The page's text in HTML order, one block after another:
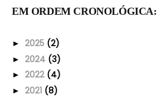
EM ORDEM CRONOLÓGICA:
► 2025 (2)
► 2024 (3)
► 2022 (4)
► 2021 (8)